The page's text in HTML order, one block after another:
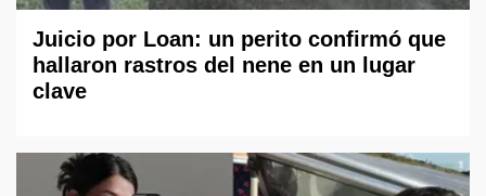
Juicio por Loan: un perito confirmó que
hallaron rastros del nene en un lugar
clave